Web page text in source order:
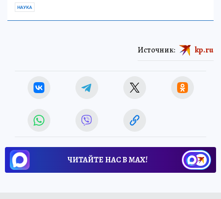
НАУКА
Источник: kp.ru
ЧИТАЙТЕ НАС В МАХ!